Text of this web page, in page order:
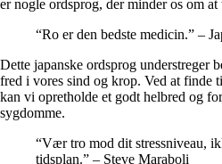
er nogle ordsprog, der minder os om
“Ro er den bedste medicin.” –
Dette japanske ordsprog understreger
fred i vores sind og krop. Ved at finde
kan vi opretholde et godt helbred og
sygdomme.
“Vær tro mod dit stressniveau,
tidsplan.” – Steve Maraboli